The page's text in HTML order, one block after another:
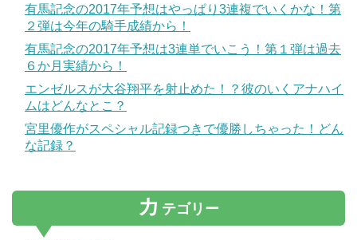
有馬記念の2017年予想はやっぱり3連複でいくかな！第
２弾は今年の騎手成績から！
有馬記念の2017年予想は3連単でいこう！第１弾は過去
６か月実績から！
エンゼルスが大谷翔平を射止めた！？彼のいくアナハイ
ムはどんなとこ？
宮里優作がスペシャル記録つきで優勝しちゃった！どん
な記録？
カ テゴリー